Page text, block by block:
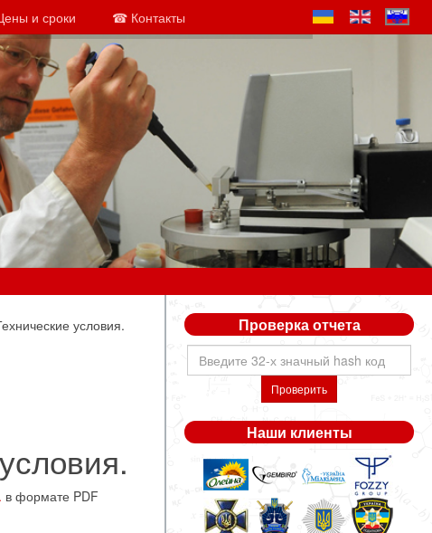
и сроки ☎ Контакты
условия.
в формате PDF
Проверка отчета
Проверить
Наши клиенты